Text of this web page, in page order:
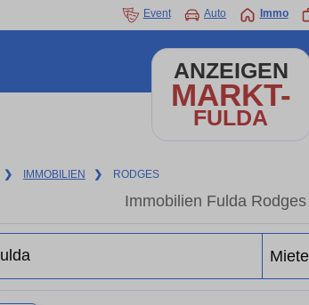
Event Auto Immo
ANZEIGEN
MARKT-
FULDA
❯ IMMOBILIEN ❯ RODGES
Immobilien Fulda